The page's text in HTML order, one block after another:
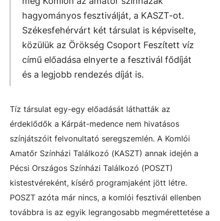
hagyományos fesztiválját, a KASZT-ot.
Székesfehérvárt két társulat is képviselte,
közülük az Örökség Csoport Feszített víz
című előadása elnyerte a fesztivál fődíját
és a legjobb rendezés díját is.
Tíz társulat egy-egy előadását láthatták az
érdeklődők a Kárpát-medence nem hivatásos
színjátszóit felvonultató seregszemlén. A Komlói
Amatőr Színházi Találkozó (KASZT) annak idején a
Pécsi Országos Színházi Találkozó (POSZT)
kistestvéreként, kísérő programjaként jött létre.
POSZT azóta már nincs, a komlói fesztivál ellenben
továbbra is az egyik legrangosabb megmérettetése a